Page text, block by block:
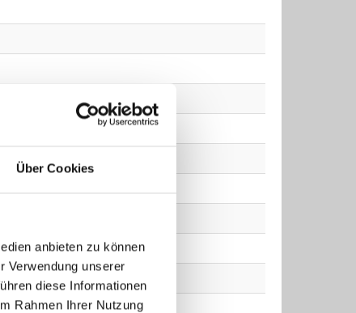
Über Cookies
anbieten zu können
Verwendung unserer
diese Informationen
Rahmen Ihrer Nutzung